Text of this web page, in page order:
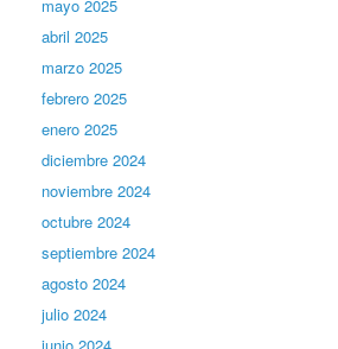
mayo 2025
abril 2025
marzo 2025
febrero 2025
enero 2025
diciembre 2024
noviembre 2024
octubre 2024
septiembre 2024
agosto 2024
julio 2024